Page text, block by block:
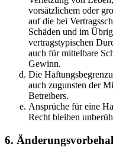
vorsätzlichem oder
auf die bei
Schäden und im
vertragstypischen
auch für mittelbare
Gewinn.
Die
auch zugunsten der
Betreibers.
Ansprüche für eine
Recht bleiben
6.